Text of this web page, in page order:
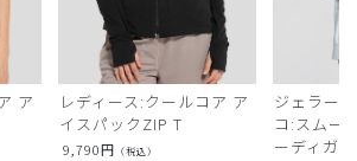
ア
レディース:クールコア ア
イスパックZIP T
9,790円 （税込）
ジェラー
コ:スムー
ーディガン